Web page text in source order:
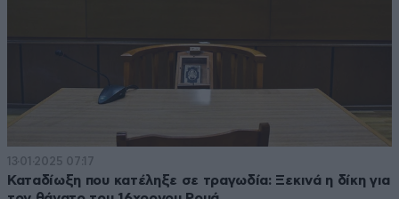
13·01·2025 07:17
Καταδίωξη που κατέληξε σε τραγωδία: Ξεκινά η δίκη για